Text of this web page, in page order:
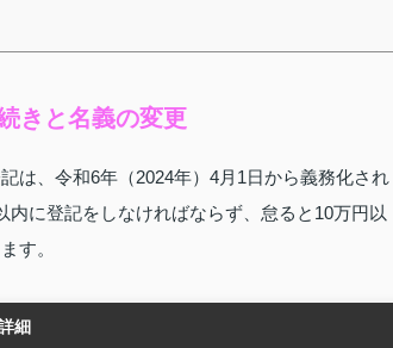
きと名義の変更
は、令和6年（2024年）4月1日から義務化され
に登記をしなければならず、怠ると10万円以
す。
細